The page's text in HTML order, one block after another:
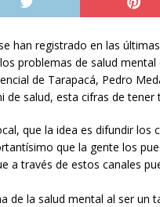
han registrado en las
problemas de salud
de Tarapacá, Pedro
de salud, esta cifras de tener
que la idea es difundir los
que la gente los
a través de estos canales
de la salud mental al ser